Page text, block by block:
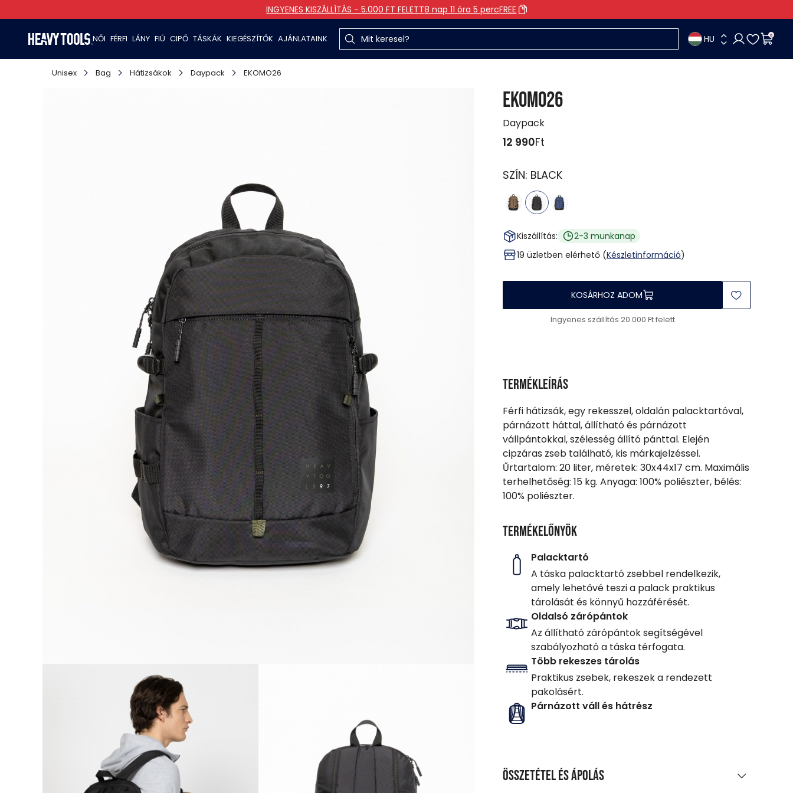
INGYENES KISZÁLLÍTÁS - 5.000 FT FELETT8 nap 11 óra 5 percFREE
NŐI FÉRFI LÁNY FIÚ CIPŐ TÁSKÁK KIEGÉSZÍTŐK AJÁNLATAINK HU 0
Unisex Bag Hátizsákok Daypack EKOMO26
EKOMO26
Daypack
12 990Ft
SZÍN: BLACK
Kiszállítás:
2-3 munkanap
19 üzletben elérhető (Készletinformáció)
KOSÁRHOZ ADOM
Ingyenes szállítás 20.000 Ft felett
Termékleírás
Férfi hátizsák, egy rekesszel, oldalán palacktartóval,
párnázott háttal, állítható és párnázott
vállpántokkal, szélesség állító pánttal. Elején
cipzáras zseb található, kis márkajelzéssel.
Űrtartalom: 20 liter, méretek: 30x44x17 cm. Maximális
terhelhetőség: 15 kg. Anyaga: 100% poliészter, bélés:
100% poliészter.
Termékelőnyök
Palacktartó
A táska palacktartó zsebbel rendelkezik,
amely lehetővé teszi a palack praktikus
tárolását és könnyű hozzáférését.
Oldalsó zárópántok
Az állítható zárópántok segítségével
szabályozható a táska térfogata.
Több rekeszes tárolás
Praktikus zsebek, rekeszek a rendezett
pakolásért.
Párnázott váll és hátrész
Összetétel és ápolás